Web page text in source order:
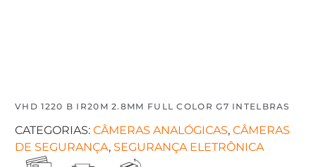
VHD 1220 B IR20M 2.8MM FULL COLOR G7 INTELBRAS
CATEGORIAS: CÂMERAS ANALÓGICAS, CÂMERAS
DE SEGURANÇA, SEGURANÇA ELETRÔNICA